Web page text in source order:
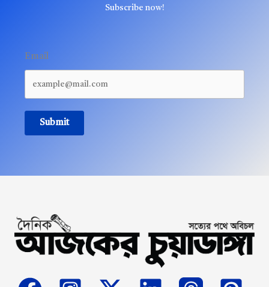
Subscribe now!
Email
Submit